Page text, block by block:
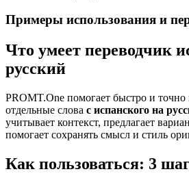
Примеры использования и
Что умеет переводчик
русский
PROMT.One помогает быстро и точно
отдельные слова с испанского на
учитывает контекст, предлагает
помогает сохранять смысл и стиль
Как пользоваться: 3